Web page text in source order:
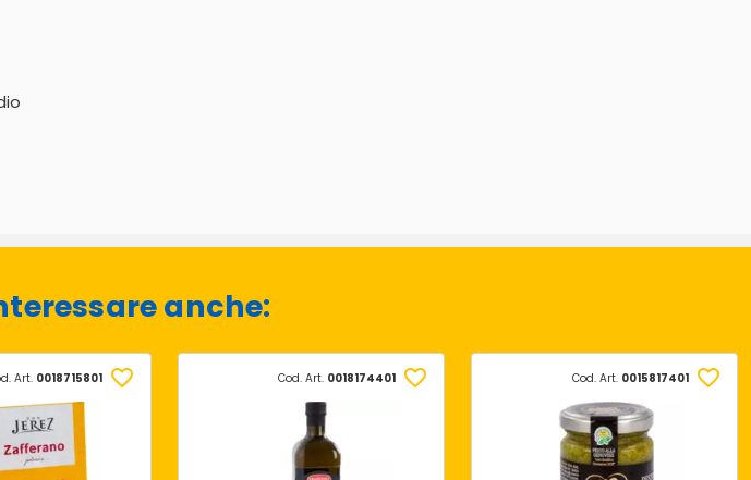
anche:
Art. 0018715801 Cod. Art. 0018174401 Cod. Art. 0015817401